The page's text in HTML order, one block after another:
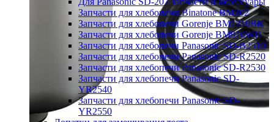
Запчасти для хлебопечи Binatone BM202
Запчасти для хлебопечи Gorenje BM1210BK
Запчасти для хлебопечи Gorenje BM910WII
Запчасти для хлебопечи Panasonic SD-B2510
Запчасти для хлебопечи Panasonic SD-R2520
Запчасти для хлебопечи Panasonic SD-R2530
Запчасти для хлебопечи Panasonic SD-
YR2540
Запчасти для хлебопечи Panasonic SD-
YR2550